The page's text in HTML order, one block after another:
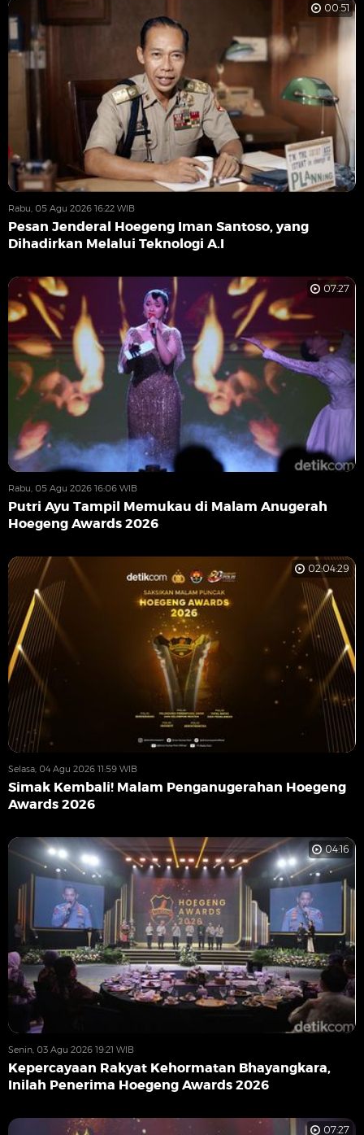
00:51
Rabu, 05 Agu 2026 16:22 WIB
Pesan Jenderal Hoegeng Iman Santoso, yang
Dihadirkan Melalui Teknologi A.I
07:27
Rabu, 05 Agu 2026 16:06 WIB
Putri Ayu Tampil Memukau di Malam Anugerah
Hoegeng Awards 2026
02:04:29
Selasa, 04 Agu 2026 11:59 WIB
Simak Kembali! Malam Penganugerahan Hoegeng
Awards 2026
04:16
Senin, 03 Agu 2026 19:21 WIB
Kepercayaan Rakyat Kehormatan Bhayangkara,
Inilah Penerima Hoegeng Awards 2026
07:27